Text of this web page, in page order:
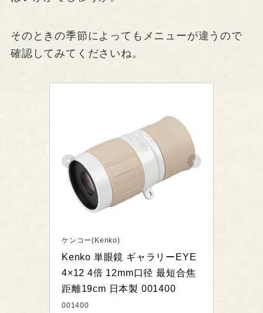
そのときの季節によってもメニューが違うので
確認してみてくださいね。
ケンコー(Kenko)
Kenko 単眼鏡 ギャラリーEYE
4×12 4倍 12mm口径 最短合焦
距離19cm 日本製 001400
001400